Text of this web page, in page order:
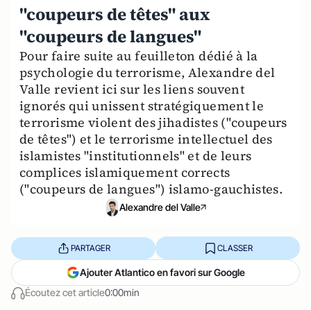
"coupeurs de têtes" aux
"coupeurs de langues"
Pour faire suite au feuilleton dédié à la
psychologie du terrorisme, Alexandre del
Valle revient ici sur les liens souvent
ignorés qui unissent stratégiquement le
terrorisme violent des jihadistes ("coupeurs
de têtes") et le terrorisme intellectuel des
islamistes "institutionnels" et de leurs
complices islamiquement corrects
("coupeurs de langues") islamo-gauchistes.
Alexandre del Valle
Écoutez cet article0:00min
PARTAGER CLASSER
Ajouter Atlantico en favori sur Google